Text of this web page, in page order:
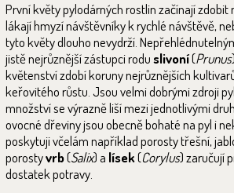
První květy pylodárných rostlin začínají zdobit
lákají hmyzí návštěvníky k rychlé návštěvě,
tyto květy dlouho nevydrží.
jistě nejrůznější zástupci roduslivoní(Prunus
květenství zdobí koruny nejrůznějších
keřovitého růstu. Jsou velmi dobrými zdroji
množství se výrazně liší mezi jednotlivými
ovocné dřeviny jsou obecně bohaté na pyl i
poskytuji včelám například porosty třešní,
porostyvrb(Salix) a lísek(Corylus) zaručují
dostatek potravy.